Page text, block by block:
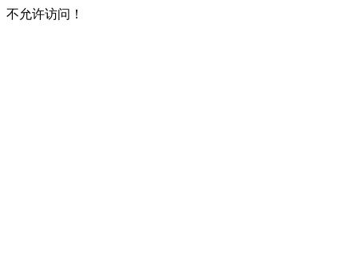
不允许访问！